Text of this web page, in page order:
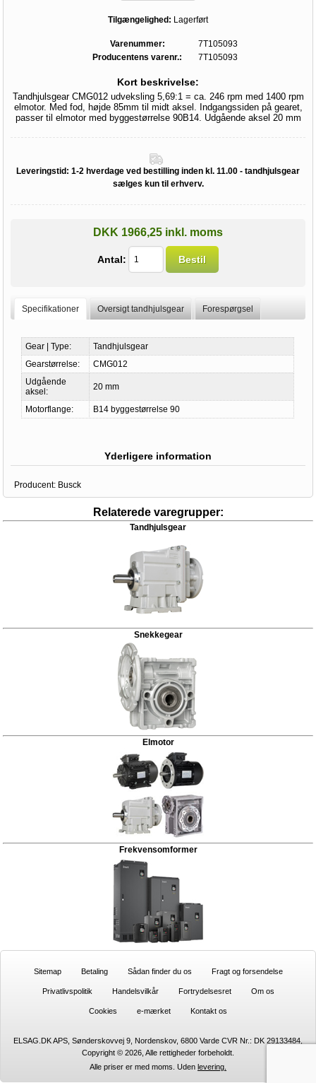
Tilgængelighed: Lagerført
Varenummer:
7T105093
Producentens varenr.:
7T105093
Kort beskrivelse:
Tandhjulsgear CMG012 udveksling 5,69:1 = ca. 246 rpm med 1400 rpm
elmotor. Med fod, højde 85mm til midt aksel. Indgangssiden på gearet,
passer til elmotor med byggestørrelse 90B14. Udgående aksel 20 mm
Leveringstid: 1-2 hverdage ved bestilling inden kl. 11.00 - tandhjulsgear
sælges kun til erhverv.
DKK 1966,25 inkl. moms
Antal: Bestil
Specifikationer Oversigt tandhjulsgear Forespørgsel
Gear | Type:
Tandhjulsgear
Gearstørrelse:
CMG012
Udgående
aksel:
20 mm
Motorflange: B14 byggestørrelse 90
Yderligere information
Producent: Busck
Relaterede varegrupper:
Tandhjulsgear
Snekkegear
Elmotor
Frekvensomformer
Sitemap Betaling Sådan finder du os Fragt og forsendelse
Privatlivspolitik Handelsvilkår Fortrydelsesret Om os
Cookies e-mærket Kontakt os
ELSAG.DK APS, Sønderskovvej 9, Nordenskov, 6800 Varde CVR Nr.: DK 29133484,
Copyright © 2026, Alle rettigheder forbeholdt.
Alle priser er med moms. Uden levering.